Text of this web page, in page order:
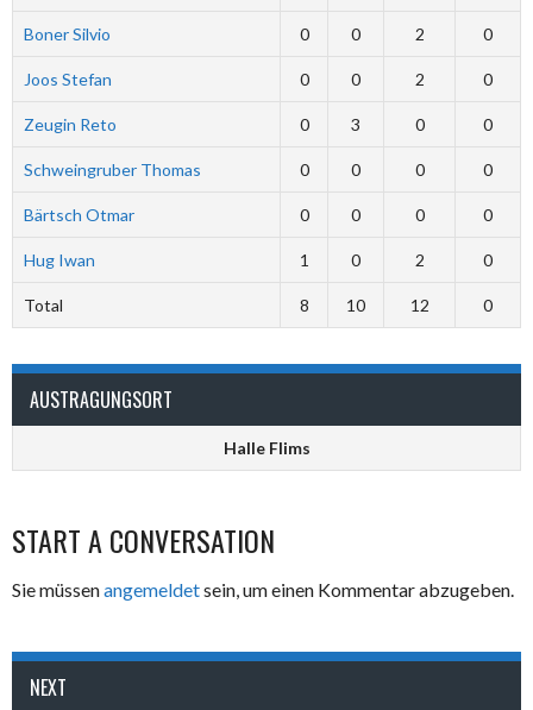
Boner Silvio 0 0 2 0
Joos Stefan 0 0 2 0
Zeugin Reto 0 3 0 0
Schweingruber Thomas 0 0 0 0
Bärtsch Otmar 0 0 0 0
Hug Iwan 1 0 2 0
Total 8 10 12 0
AUSTRAGUNGSORT
Halle Flims
START A CONVERSATION
Sie müssenangemeldetsein, um einen Kommentar abzugeben.
NEXT